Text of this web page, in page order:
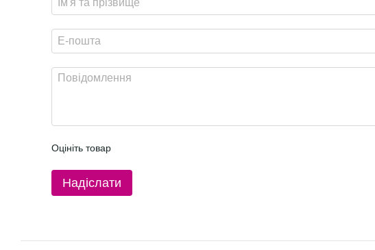
Оцініть товар
Надіслати